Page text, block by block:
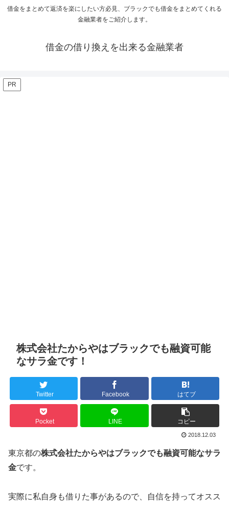
借金をまとめて返済を楽にしたい方必見、ブラックでも借金をまとめてくれる
金融業者をご紹介します。
借金の借り換えを出来る金融業者
PR
株式会社たからやはブラックでも融資可能
なサラ金です！
Twitter Facebook はてブ
Pocket LINE コピー
2018.12.03
東京都の株式会社たからやはブラックでも融資可能なサラ
金です。
実際に私自身も借りた事があるので、自信を持ってオスス